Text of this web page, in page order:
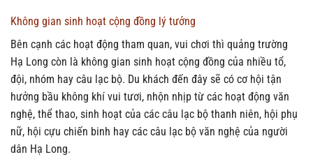
Không gian sinh hoạt cộng đồng lý tưởng
Bên cạnh các hoạt động tham quan, vui chơi thì quảng trường
Hạ Long còn là không gian sinh hoạt cộng đồng của nhiều tổ,
đội, nhóm hay câu lạc bộ. Du khách đến đây sẽ có cơ hội tận
hưởng bầu không khí vui tươi, nhộn nhịp từ các hoạt động văn
nghệ, thể thao, sinh hoạt của các câu lạc bộ thanh niên, hội phụ
nữ, hội cựu chiến binh hay các câu lạc bộ văn nghệ của người
dân Hạ Long.